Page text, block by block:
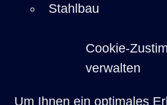
Cookie-
verwalten
Um Ihnen ein optimales
Stahlbau
Einbruchschutz